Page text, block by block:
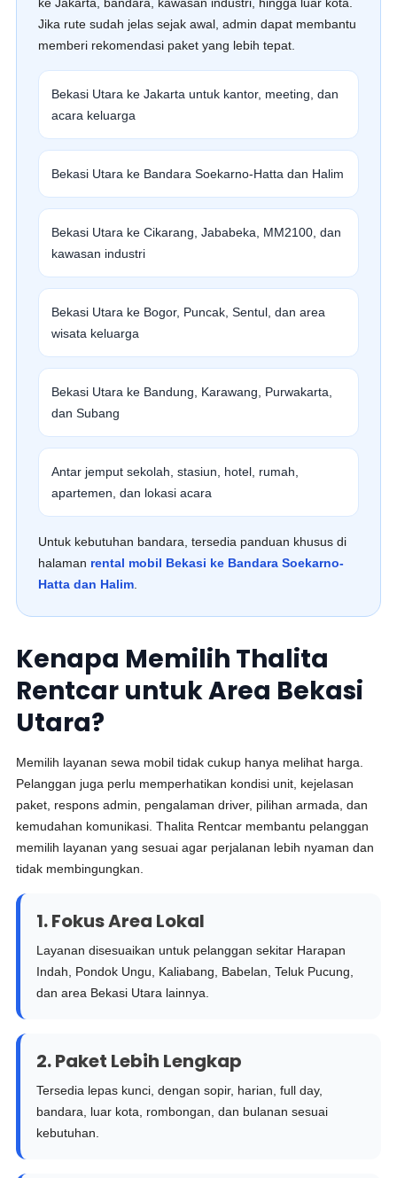
Jika rute sudah jelas sejak awal, admin dapat membantu
memberi rekomendasi paket yang lebih tepat.
Bekasi Utara ke Jakarta untuk kantor, meeting, dan
acara keluarga
Bekasi Utara ke Bandara Soekarno-Hatta dan Halim
Bekasi Utara ke Cikarang, Jababeka, MM2100, dan
kawasan industri
Bekasi Utara ke Bogor, Puncak, Sentul, dan area
wisata keluarga
Bekasi Utara ke Bandung, Karawang, Purwakarta,
dan Subang
Antar jemput sekolah, stasiun, hotel, rumah,
apartemen, dan lokasi acara
Untuk kebutuhan bandara, tersedia panduan khusus di
halaman rental mobil Bekasi ke Bandara Soekarno-
Hatta dan Halim
Kenapa Memilih Thalita
Rentcar untuk Area Bekasi
Utara?
Memilih layanan sewa mobil tidak cukup hanya melihat harga.
Pelanggan juga perlu memperhatikan kondisi unit, kejelasan
paket, respons admin, pengalaman driver, pilihan armada, dan
kemudahan komunikasi. Thalita Rentcar membantu pelanggan
memilih layanan yang sesuai agar perjalanan lebih nyaman dan
tidak membingungkan.
1. Fokus Area Lokal
Layanan disesuaikan untuk pelanggan sekitar Harapan
Indah, Pondok Ungu, Kaliabang, Babelan, Teluk Pucung,
dan area Bekasi Utara lainnya.
2. Paket Lebih Lengkap
Tersedia lepas kunci, dengan sopir, harian, full day,
bandara, luar kota, rombongan, dan bulanan sesuai
kebutuhan.